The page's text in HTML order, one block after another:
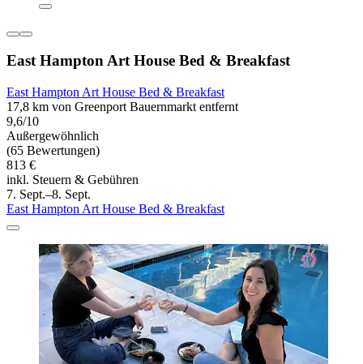
East Hampton Art House Bed & Breakfast
East Hampton Art House Bed & Breakfast
17,8 km von Greenport Bauernmarkt entfernt
9,6/10
Außergewöhnlich
(65 Bewertungen)
813 €
inkl. Steuern & Gebühren
7. Sept.–8. Sept.
East Hampton Art House Bed & Breakfast